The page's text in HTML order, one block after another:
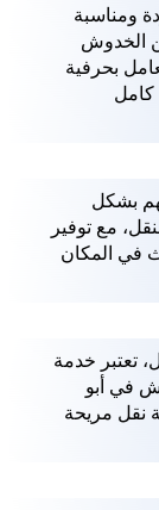
ومناسبة
الخدوش
بحرفية
بشكل
مع توفير
في المكان
تعتبر خدمة
في أبو
نقل مريحة